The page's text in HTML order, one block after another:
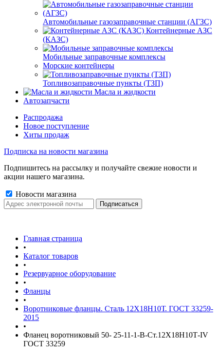
Автомобильные газозаправочные станции (АГЗС)
Контейнерные АЗС
(КАЗС)
Мобильные заправочные комплексы
Морские контейнеры
Топливозаправочные пункты (ТЗП)
Масла и жидкости
Автозапчасти
Распродажа
Новое поступление
Хиты продаж
Подписка на новости магазина
Подпишитесь на рассылку и получайте свежие новости и
акции нашего магазина.
Новости магазина
Главная страница
•
Каталог товаров
•
Резервуарное оборудование
•
Фланцы
•
Воротниковые фланцы. Сталь 12Х18Н10Т. ГОСТ 33259-
2015
•
Фланец воротниковый 50- 25-11-1-B-Ст.12Х18Н10Т-IV
ГОСТ 33259